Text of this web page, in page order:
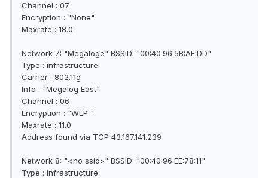
Channel : 07
Encryption : "None"
Maxrate : 18.0
Network 7: "Megaloge" BSSID: "00:40:96:5B:AF:DD"
Type : infrastructure
Carrier : 802.11g
Info : "Megalog East"
Channel : 06
Encryption : "WEP "
Maxrate : 11.0
Address found via TCP 43.167.141.239
Network 8: "<no ssid>" BSSID: "00:40:96:EE:78:11"
Type : infrastructure